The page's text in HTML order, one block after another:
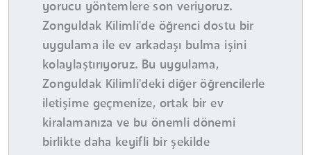
yorucu yöntemlere son veriyoruz.
Zonguldak Kilimli'de öğrenci dostu bir
uygulama ile ev arkadaşı bulma işini
kolaylaştırıyoruz. Bu uygulama,
Zonguldak Kilimli'deki diğer öğrencilerle
iletişime geçmenize, ortak bir ev
kiralamanıza ve bu önemli dönemi
birlikte daha keyifli bir şekilde